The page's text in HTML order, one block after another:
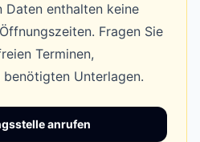
Daten enthalten keine
Fragen Sie
Terminen,
benötigten Unterlagen.
anrufen